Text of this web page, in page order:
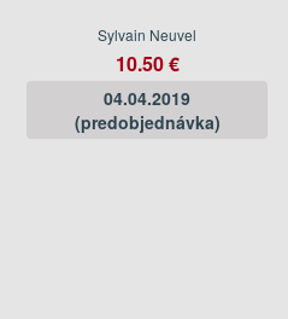
Sylvain Neuvel
10.50 €
04.04.2019
(predobjednávka)